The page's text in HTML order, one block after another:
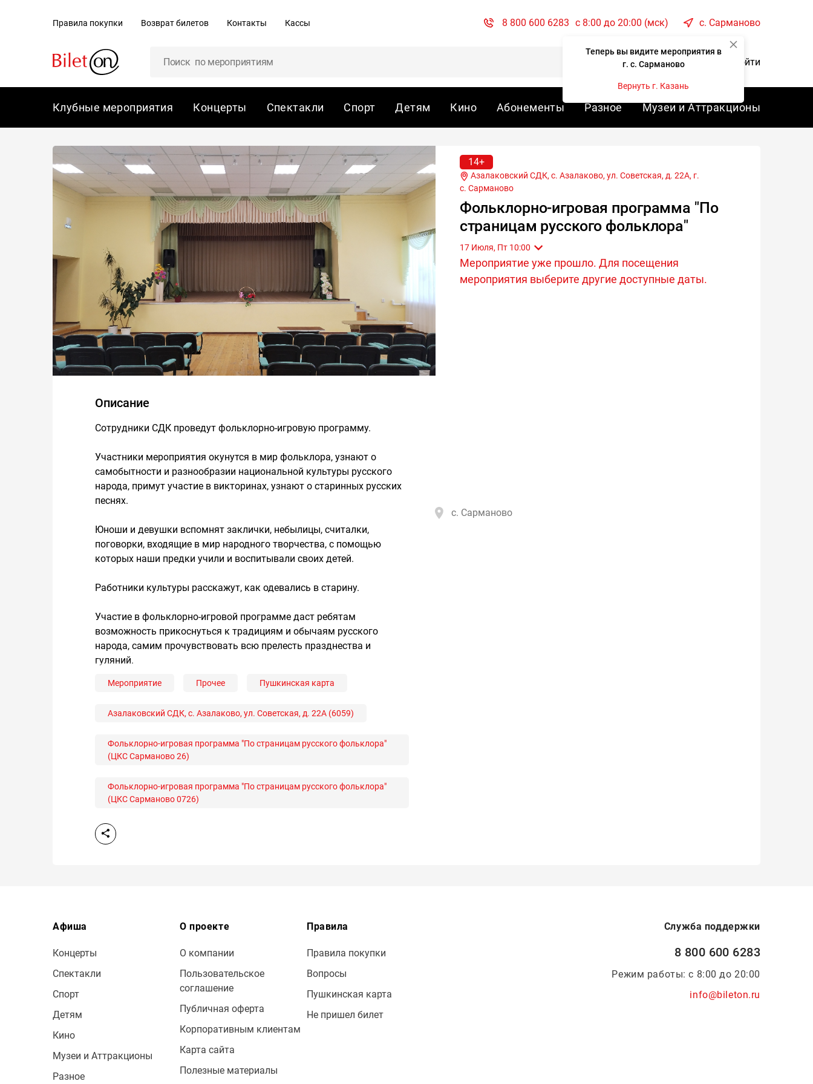
Правила покупки Возврат билетов Контакты Кассы 8 800 600 6283 c 8:00 до 20:00 (мск) с. Сарманово
Теперь вы видите мероприятия в
г. с. Сарманово
Вернуть г. Казань
Корзина Войти
Клубные мероприятия Концерты Спектакли Спорт Детям Кино Абонементы Разное Музеи и Аттракционы
14+
Азалаковский СДК, с. Азалаково, ул. Советская, д. 22А, г.
с. Сарманово
Фольклорно-игровая программа "По
страницам русского фольклора"
17 Июля, Пт 10:00
Мероприятие уже прошло. Для посещения
мероприятия выберите другие доступные даты.
Описание
Сотрудники СДК проведут фольклорно-игровую программу.
Участники мероприятия окунутся в мир фольклора, узнают о
самобытности и разнообразии национальной культуры русского
народа, примут участие в викторинах, узнают о старинных русских
песнях.
Юноши и девушки вспомнят заклички, небылицы, считалки,
поговорки, входящие в мир народного творчества, с помощью
которых наши предки учили и воспитывали своих детей.
Работники культуры расскажут, как одевались в старину.
Участие в фольклорно-игровой программе даст ребятам
возможность прикоснуться к традициям и обычаям русского
народа, самим прочувствовать всю прелесть празднества и
гуляний.
Мероприятие Прочее Пушкинская карта
Азалаковский СДК, с. Азалаково, ул. Советская, д. 22А (6059)
Фольклорно-игровая программа "По страницам русского фольклора"
(ЦКС Сарманово 26)
Фольклорно-игровая программа "По страницам русского фольклора"
(ЦКС Сарманово 0726)
с. Сарманово
Афиша
Концерты
Спектакли
Спорт
Детям
Кино
Музеи и Аттракционы
Разное
О проекте
О компании
Пользовательское
соглашение
Публичная оферта
Корпоративным клиентам
Карта сайта
Полезные материалы
Правила
Правила покупки
Вопросы
Пушкинская карта
Не пришел билет
Служба поддержки
8 800 600 6283
Режим работы: с 8:00 до 20:00
info@bileton.ru